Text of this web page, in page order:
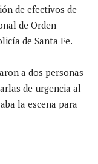
de efectivos de
de Orden
de Santa Fe.
a dos personas
de urgencia al
la escena para